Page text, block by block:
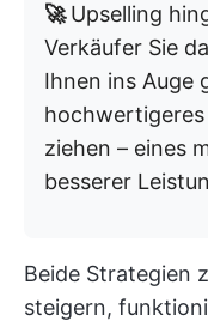
🚀Upselling
Verkäufer Sie
Ihnen ins Auge
ziehen – eines
besserer
Beide Strategien
steigern,